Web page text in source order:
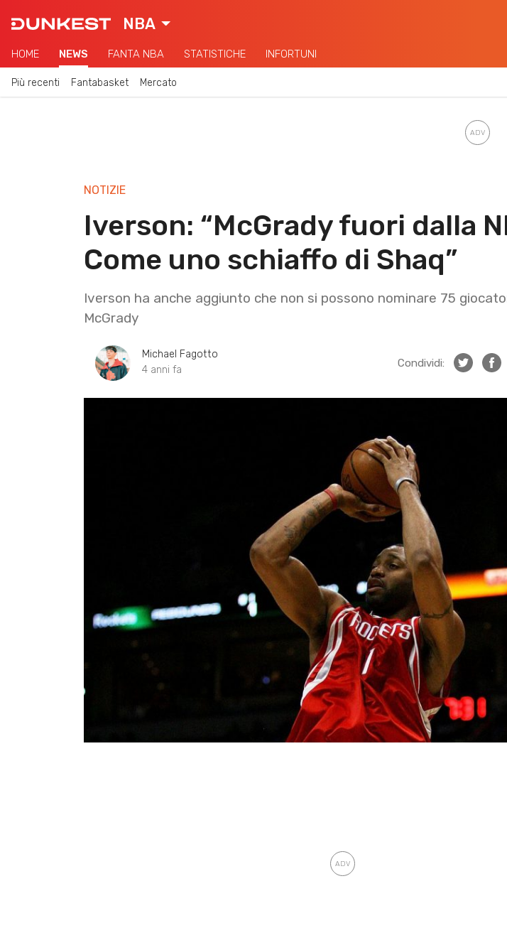
NBA
HOME NEWS FANTA NBA STATISTICHE INFORTUNI
Più recenti Fantabasket Mercato
NOTIZIE
Iverson: “McGrady fuori dalla
Come uno schiaffo di Shaq”
Iverson ha anche aggiunto che non si possono nominare 75
McGrady
Michael Fagotto
4 anni fa
Condividi: